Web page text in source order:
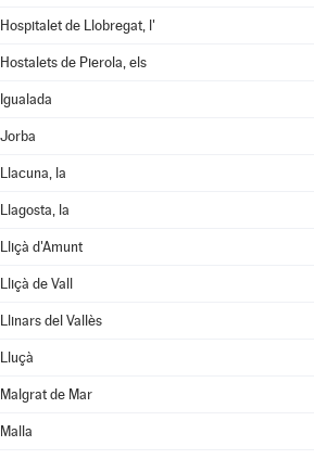
Hospitalet de Llobregat, l'
Hostalets de Pierola, els
Igualada
Jorba
Llacuna, la
Llagosta, la
Lliçà d'Amunt
Lliçà de Vall
Llinars del Vallès
Lluçà
Malgrat de Mar
Malla